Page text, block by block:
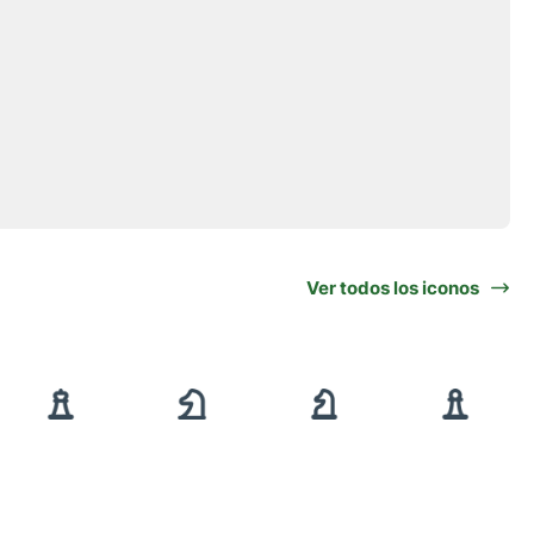
Ver todos los iconos